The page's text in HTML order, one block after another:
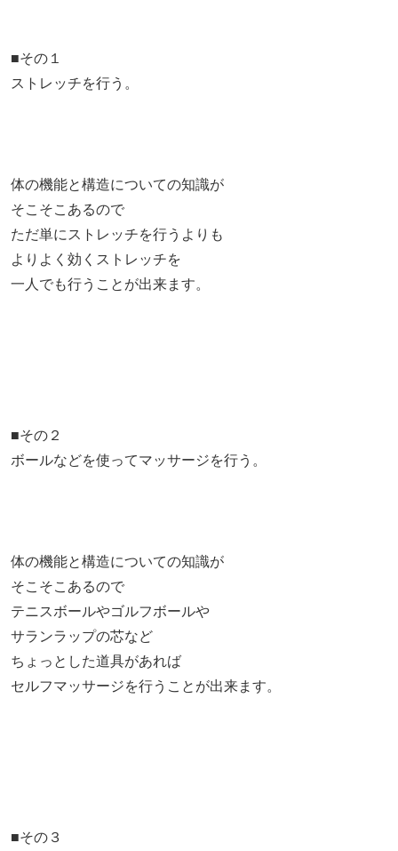
■その１
ストレッチを行う。
体の機能と構造についての知識が
そこそこあるので
ただ単にストレッチを行うよりも
よりよく効くストレッチを
一人でも行うことが出来ます。
■その２
ボールなどを使ってマッサージを行う。
体の機能と構造についての知識が
そこそこあるので
テニスボールやゴルフボールや
サランラップの芯など
ちょっとした道具があれば
セルフマッサージを行うことが出来ます。
■その３